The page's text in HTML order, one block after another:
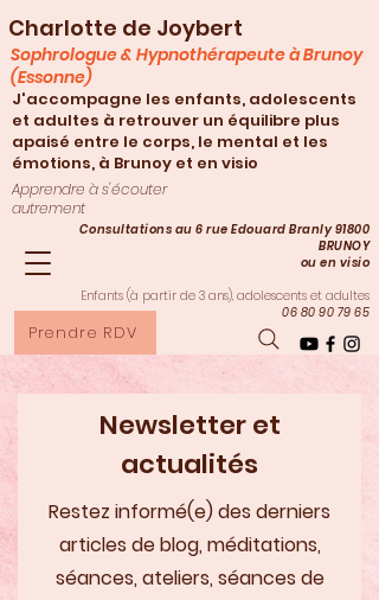
Charlotte de Joybert
Consultations au 6 rue Edouard Branly 91800
BRUNOY
ou en visio
Enfants (à partir de 3 ans), adolescents et adultes
06 80 90 79 65
Apprendre à s'écouter
autrement
Prendre RDV
Sophrologue & Hypnothérapeute à Brunoy
(Essonne)
J'accompagne les enfants, adolescents
et adultes à retrouver un équilibre plus
apaisé entre le corps, le mental et les
émotions, à Brunoy et en visio
Newsletter et
actualités
Restez informé(e) des derniers
articles de blog, méditations,
séances, ateliers, séances de